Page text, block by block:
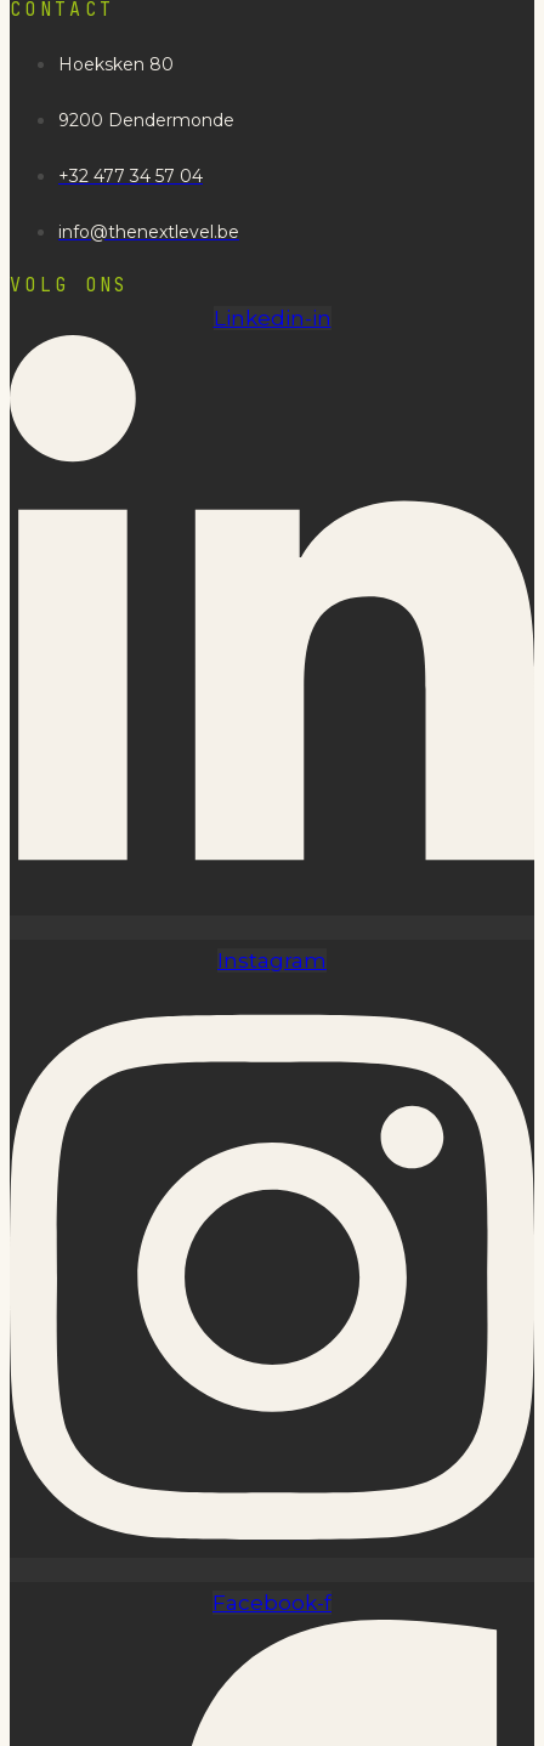
CONTACT
Hoeksken 80
9200 Dendermonde
+32 477 34 57 04
info@thenextlevel.be
VOLG ONS
Linkedin-in
Instagram
Facebook-f